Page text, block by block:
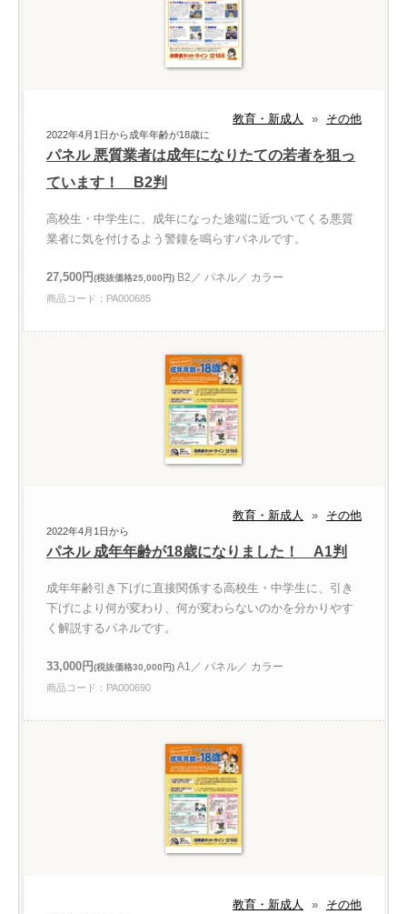
教育・新成人 » その他
2022年4月1日から成年年齢が18歳に
パネル 悪質業者は成年になりたての若者を狙っ
ています！ B2判
高校生・中学生に、成年になった途端に近づいてくる悪質
業者に気を付けるよう警鐘を鳴らすパネルです。
27,500円(税抜価格25,000円) B2／ パネル／ カラー
商品コード：PA000685
教育・新成人 » その他
2022年4月1日から
パネル 成年年齢が18歳になりました！ A1判
成年年齢引き下げに直接関係する高校生・中学生に、引き
下げにより何が変わり、何が変わらないのかを分かりやす
く解説するパネルです。
33,000円(税抜価格30,000円) A1／ パネル／ カラー
商品コード：PA000690
教育・新成人 » その他